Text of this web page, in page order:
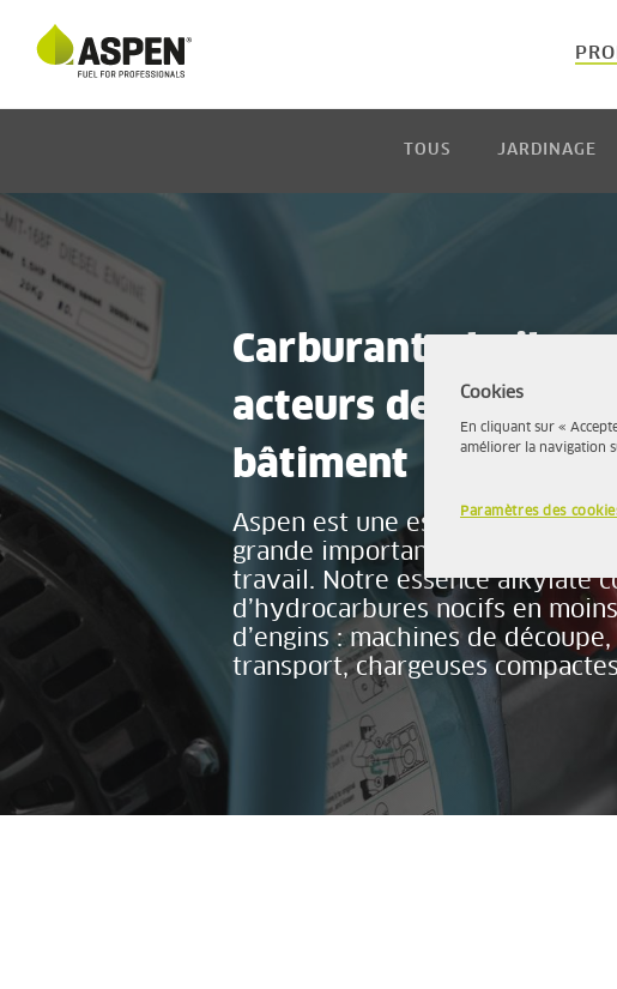
TOUS JARDINAGE
Carburants, huiles
acteurs des
bâtiment
Aspen est une essence alkylate
grande importance à leur
travail. Notre essence alkylate
d’hydrocarbures nocifs en
d’engins : machines de
transport, chargeuses
Cookies
En cliquant sur «
améliorer la navigation
Paramètres des